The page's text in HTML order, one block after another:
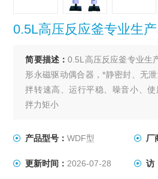
0.5L高压反应釜专业生产
简要描述：0.5L高压反应釜专业生
形永磁驱动偶合器，*静密封、无
拌转速高、运行平稳、噪音小、
拌力矩小
产品型号：WDF型 厂
更新时间： 2026-07-28 访